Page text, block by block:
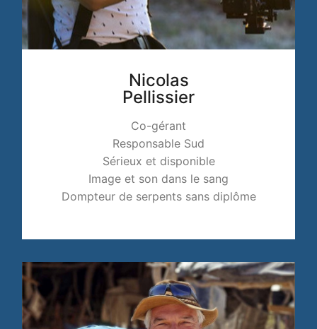
Nicolas
Pellissier
Co-gérant
Responsable Sud
Sérieux et disponible
Image et son dans le sang
Dompteur de serpents sans diplôme